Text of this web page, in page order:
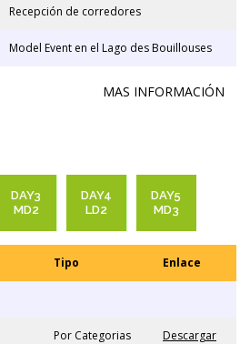
Recepción de corredores
Model Event en el Lago des Bouillouses
MAS INFORMACIÓN
DAY3
MD2
DAY4
LD2
DAY5
MD3
Tipo Enlace
Por Categorias Descargar